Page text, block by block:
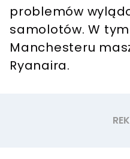
problemów
samolotów. W
Manchesteru
Ryanaira.